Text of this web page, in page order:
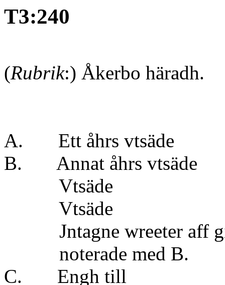
T3:240
(Rubrik:) Åkerbo
A. Ett åhrs vtsäde
B. Annat åhrs
Jntagne wreeter aff
noterade med B.
C. Engh till